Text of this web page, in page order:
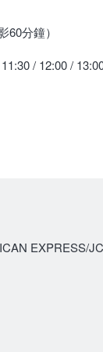
分鐘）
/ 12:00 /
EXPRESS/